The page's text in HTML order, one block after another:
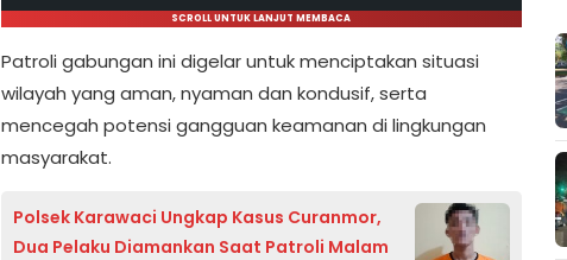
SCROLL UNTUK LANJUT MEMBACA
Patroli gabungan ini digelar untuk menciptakan situasi
wilayah yang aman, nyaman dan kondusif, serta
mencegah potensi gangguan keamanan di lingkungan
masyarakat.
Polsek Karawaci Ungkap Kasus Curanmor,
Dua Pelaku Diamankan Saat Patroli Malam